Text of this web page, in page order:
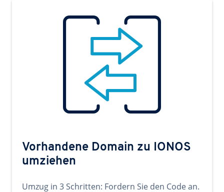
Vorhandene Domain zu IONOS
umziehen
Umzug in 3 Schritten: Fordern Sie den Code an.